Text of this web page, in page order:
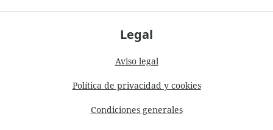
Legal
Aviso legal
Política de privacidad y cookies
Condiciones generales